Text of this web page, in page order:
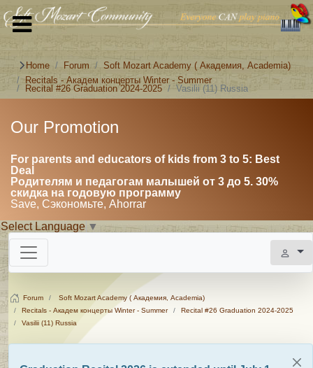
Home Forum
Soft Mozart Academy ( Академия, Academia)
Recitals - Академ концерты Winter - Summer
Recital #26 Graduation 2024-2025
Vasilii (11) Russia
Our Promotion
For parents and educators of kids from 3 to 5: Best
Deal
Родителям и педагогам малышей от 3 до 5. 30%
скидка на годовую программу
Save, Сэкономьте, Ahorrar
Select Language ▼
Forum
Soft Mozart Academy ( Академия, Academia)
Recitals - Академ концерты Winter - Summer
Recital #26 Graduation 2024-2025
Vasilii (11) Russia